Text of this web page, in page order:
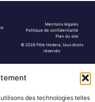
des technologies telles
Mentions légales
Politique de confidentialité
Plan du site
© 2026 Pôle Hedera, tous droits
réservés